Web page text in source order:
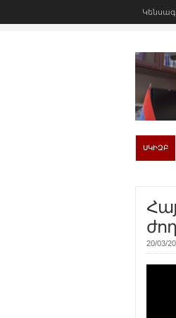
ՍԿԻԶԲ
20/03/